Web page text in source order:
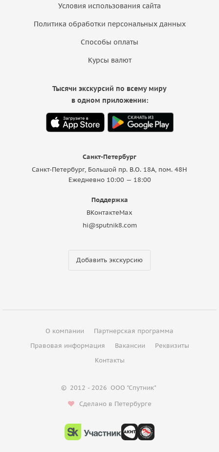
Условия использования сайта
Политика обработки персональных данных
Способы оплаты
Курсы валют
Санкт-Петербург
Санкт-Петербург, Большой пр. В.О. 18A, пом. 48Н
Ежедневно 10:00 — 18:00
Поддержка
ВКонтактеMax
hi@sputnik8.com
Добавить экскурсию
Тысячи экскурсий по всему миру
в одном приложении:
О компании
Партнерская программа
Правовая информация
Вакансии
Реквизиты
Контакты
© 2012 - 2026 ООО "Спутник"
Сделано в Петербурге